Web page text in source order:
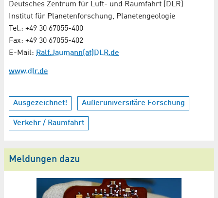
Deutsches Zentrum für Luft- und Raumfahrt (DLR)
Institut für Planetenforschung, Planetengeologie
Tel.: +49 30 67055-400
Fax: +49 30 67055-402
E-Mail: Ralf.Jaumann(at)DLR.de
www.dlr.de
Ausgezeichnet! Außeruniversitäre Forschung
Verkehr / Raumfahrt
Meldungen dazu